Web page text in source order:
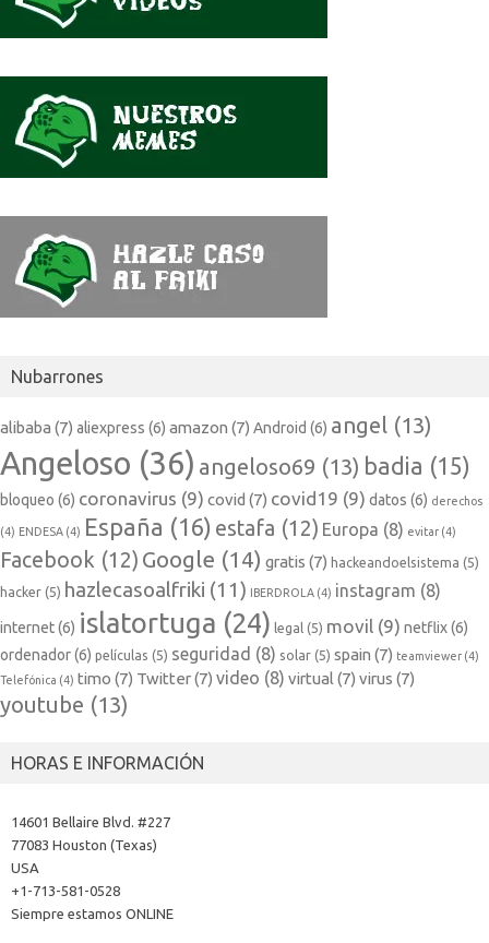
Nubarrones
alibaba (7) aliexpress (6) amazon (7) Android (6) angel (13)
Angeloso (36) angeloso69 (13) badia (15)
bloqueo (6) coronavirus (9) covid (7) covid19 (9) datos (6) derechos
(4) ENDESA (4) España (16) estafa (12) Europa (8) evitar (4)
Facebook (12) Google (14) gratis (7) hackeandoelsistema (5)
hacker (5) hazlecasoalfriki (11) IBERDROLA (4) instagram (8)
internet(6) islatortuga (24) legal (5) movil (9) netflix(6)
ordenador(6) películas (5) seguridad (8) solar (5) spain (7) teamviewer (4)
Telefónica (4) timo (7) Twitter(7) video (8) virtual (7) virus (7)
youtube (13)
HORAS E INFORMACIÓN
14601 Bellaire Blvd. #227
77083 Houston (Texas)
USA
+1-713-581-0528
Siempre estamos ONLINE